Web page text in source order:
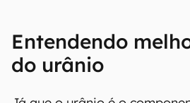
Entendendo
do urânio